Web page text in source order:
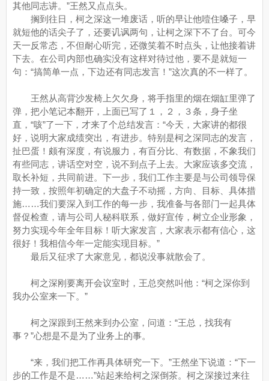
其他同志讲。”王然又点点头。
搁到往日，柯之深这一堆废话，听的早让他噎住嗓子，早
就短他的话尖子了，还要讥讽两句，让柯之深下不了台。可今
天一反常态，不但耐心听完，还微笑着不时点头，让他接着讲
下去。在公司内部也确实没有这样对待过他，要不是就短一
句：“搞简单一点，下边还有同志发言！”这次真的不一样了。
王然从高背沙发椅上欠欠身，将手指里的烟在烟缸里弹了
弹，把小笔记本翻开，上面已写了１，２，３条，身子坐
直，“咳”了一下，才来了个总结发言：“今天，大家讲的都很
好，说明大家成绩突出，有进步。特别是柯之深同志的发言，
扯巴蛋！颇有深度，有说服力，有百分比、有数据，不象我们
有些同志，讲话空对空，说不到点子上去。大家应该多交流，
取长补短，共同前进。下一步，我们工作主要是与公司领导保
持一致，按照年初确定的大盘子不动摇，方向、目标、具体措
施……我们要深入到工作的每一步，我准备与各部门一起具体
督促检查，请与公司人秘科联系，做好宣传，树立企业形象，
努力实现今年全年目标！听大家发言，大家表示都有信心，这
很好！我相信今年一定能实现目标。”
最后又征求了大家意见，都说没事就散会了。
柯之深刚要离开会议室时，王总突然叫他：“柯之深你到
我办公室来一下。”
柯之深跟到王然来到办公室，问道：“王总，找我有
事？”心想是不是为了业务上的事。
“来，我们把工作再具体研究一下。”王然坐下说道：“下一
步的工作是不是……”站起来给柯之深倒茶。柯之深接过来往